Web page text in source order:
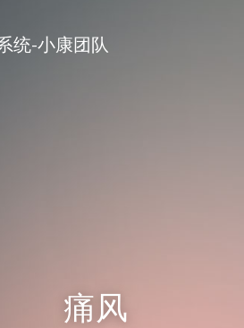
统-小康团队
痛风